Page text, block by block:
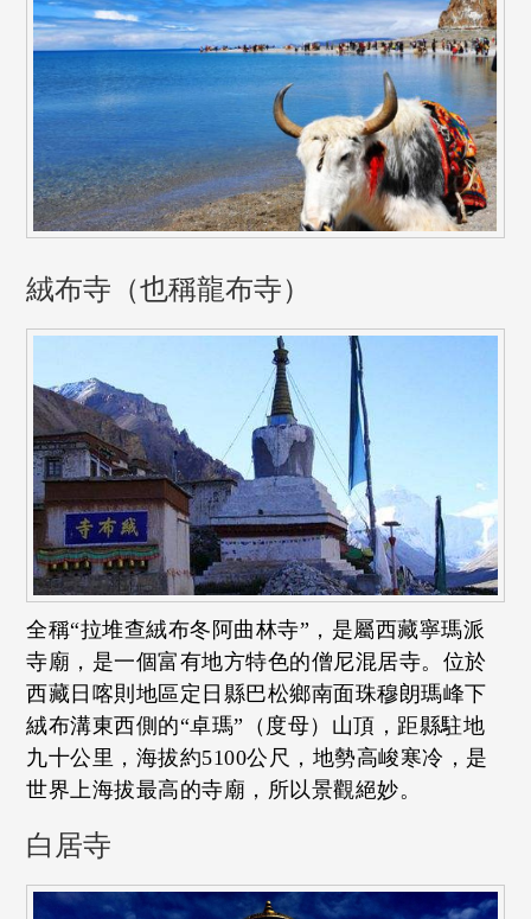
絨布寺（也稱龍布寺）
全稱“拉堆查絨布冬阿曲林寺”，是屬西藏寧瑪派
寺廟，是一個富有地方特色的僧尼混居寺。位於
西藏日喀則地區定日縣巴松鄉南面珠穆朗瑪峰下
絨布溝東西側的“卓瑪”（度母）山頂，距縣駐地
九十公里，海拔約5100公尺，地勢高峻寒冷，是
世界上海拔最高的寺廟，所以景觀絕妙。
白居寺